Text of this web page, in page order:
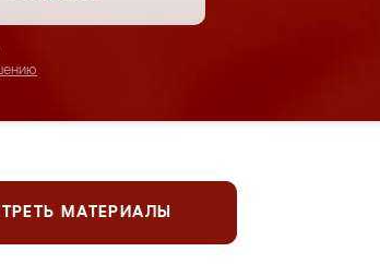
МАТЕРИАЛЫ